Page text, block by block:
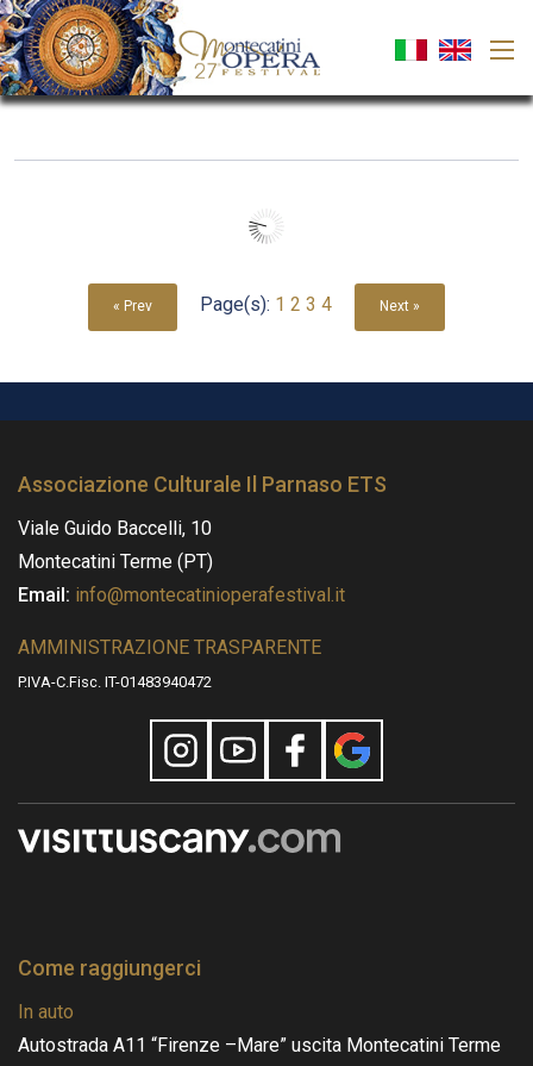
« Prev Page(s): 1 2 3 4 Next »
Associazione Culturale Il Parnaso ETS
Viale Guido Baccelli, 10
Montecatini Terme (PT)
Email: info@montecatinioperafestival.it
AMMINISTRAZIONE TRASPARENTE
P.IVA-C.Fisc. IT-01483940472
Come raggiungerci
In auto
Autostrada A11 “Firenze –Mare” uscita Montecatini Terme